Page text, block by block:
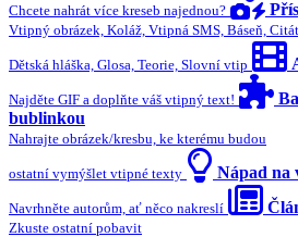
Chcete nahrát více kreseb najednou?
Vtipný obrázek, Koláž, Vtipná SMS, Báseň,
Dětská hláška, Glosa, Teorie, Slovní vtip
Najděte GIF a doplňte váš vtipný text!
bublinkou
Nahrajte obrázek/kresbu, ke kterému budou
ostatní vymýšlet vtipné texty Nápad na
Navrhněte autorům, ať něco nakreslí
Zkuste ostatní pobavit